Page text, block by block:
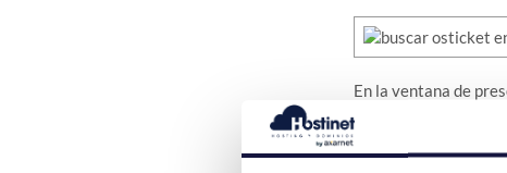
En la ventana de
Cuando estés